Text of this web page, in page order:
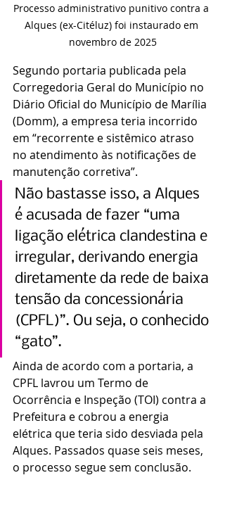
Processo administrativo punitivo contra a
Alques (ex-Citéluz) foi instaurado em
novembro de 2025
Segundo portaria publicada pela
Corregedoria Geral do Município no
Diário Oficial do Município de Marília
(Domm), a empresa teria incorrido
em “recorrente e sistêmico atraso
no atendimento às notificações de
manutenção corretiva”.
Não bastasse isso, a Alques
é acusada de fazer “uma
ligação elétrica clandestina e
irregular, derivando energia
diretamente da rede de baixa
tensão da concessionária
(CPFL)”. Ou seja, o conhecido
“gato”.
Ainda de acordo com a portaria, a
CPFL lavrou um Termo de
Ocorrência e Inspeção (TOI) contra a
Prefeitura e cobrou a energia
elétrica que teria sido desviada pela
Alques. Passados quase seis meses,
o processo segue sem conclusão.